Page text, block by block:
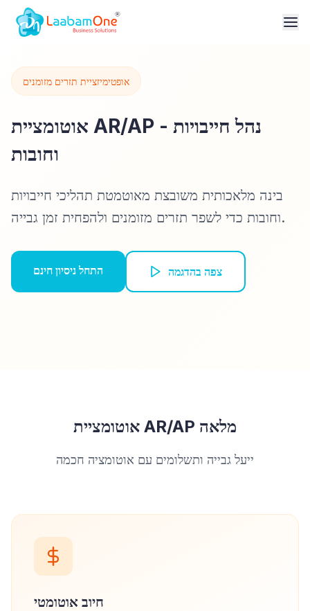
אופטימיזציית תזרים מזומנים
אוטומציית AR/AP - נהל חייבויות
וחובות
בינה מלאכותית משובצת מאוטמטת תהליכי חייבויות
וחובות כדי לשפר תזרים מזומנים ולהפחית זמן גבייה.
התחל ניסיון חינם צפה בהדגמה
אוטומציית AR/AP מלאה
ייעל גבייה ותשלומים עם אוטומציה חכמה
חיוב אוטומטי